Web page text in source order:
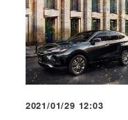
2021/01/29 12:03